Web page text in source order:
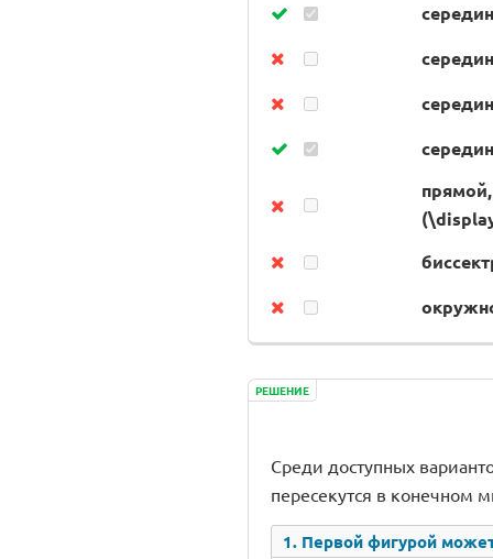
РЕШЕНИЕ
Среди доступных
пересекутся в конечном
1. Первой фигурой